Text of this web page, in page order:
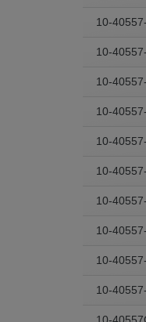
10-
10-
10-
10-
10-
10-
10-
10-
10-
10-